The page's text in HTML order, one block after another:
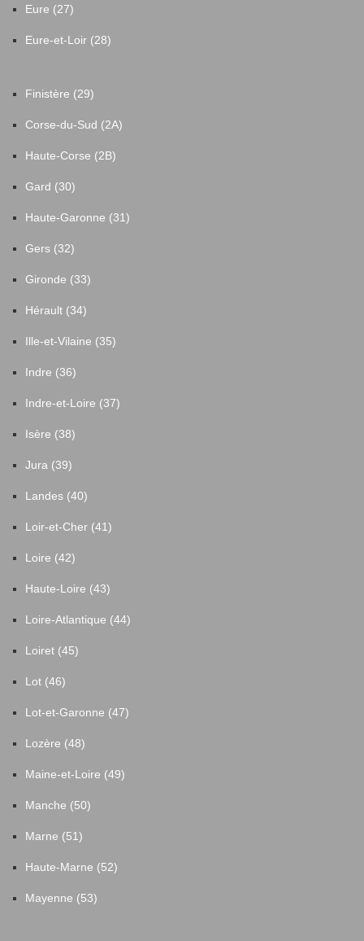
Eure (27)
Eure-et-Loir (28)
Finistère (29)
Corse-du-Sud (2A)
Haute-Corse (2B)
Gard (30)
Haute-Garonne (31)
Gers (32)
Gironde (33)
Hérault (34)
Ille-et-Vilaine (35)
Indre (36)
Indre-et-Loire (37)
Isère (38)
Jura (39)
Landes (40)
Loir-et-Cher (41)
Loire (42)
Haute-Loire (43)
Loire-Atlantique (44)
Loiret (45)
Lot (46)
Lot-et-Garonne (47)
Lozère (48)
Maine-et-Loire (49)
Manche (50)
Marne (51)
Haute-Marne (52)
Mayenne (53)